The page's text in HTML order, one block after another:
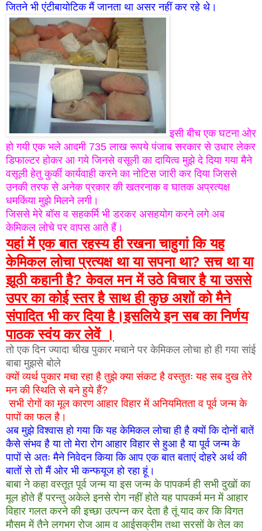
जितने भी एंटीबायोटिक मैं जानता था असर नहीं कर रहे थे।
इसी बीच एक घटना ओर
हो गयी एक भले आदमी 735 लाख रूपये पंजाब सरकार से उधार लेकर
डिफाल्टर होकर आ गये जिनसे वसूली का दायित्व मुझे दे दिया गया मैने
वसूली हेतु कुर्की कार्यवाही करने का नोटिस जारी कर दिया जिससे
उनकी तरफ से अनेक प्रकार की खतरनाक व घातक अप्रत्यक्ष
धमकिंया मुझे मिलने लगी।
जिससे मेरे बॉस व सहकर्मि भी डरकर असहयोग करने लगे अब
केमिकल लोचे पर वापस आते हैं।
यहां में एक बात रहस्य ही रखना चाहुगां कि यह
केमिकल लोचा प्रत्यक्ष था या सपना था? सच था या
झूठी कहानी है? केवल मन में उठे विचार है या उससे
उपर का कोई स्तर है साथ ही कुछ अशों को मैने
संपादित भी कर दिया है।इसलिये इन सब का निर्णय
पाठक स्वंय कर लेवें ।
तो एक दिन ज्यादा चीख पुकार मचाने पर केमिकल लोचा हो ही गया सांई
बाबा मुझसे बोले
क्यों व्यर्थ पुकार मचा रहा है तुझे क्या संकट है वस्तुतः यह सब दुख तेरे
मन की स्थिति से बने हुये हैं?
सभी रोगों का मूल कारण आहार विहार में अनियमितता व पूर्व जन्म के
पापों का फल है।
अब मुझे विश्वास हो गया कि यह केमिकल लोचा ही है क्यों कि दोनों बातें
कैसे संभव है या तो मेरा रोग आहार विहार से हुआ है या पूर्व जन्म के
पापों से अतः मैने निवेदन किया कि आप एक बात बताएं दोहरे अर्थ की
बातों से तो मैं ओर भी कन्फयूज हो रहा हूं।
बाबा ने कहा वस्तूत पूर्व जन्म या इस जन्म के पापकर्म ही सभी दुखों का
मूल होते हैं परन्तु अकेले इनसे रोग नहीं होते यह पापकर्म मन में आहार
विहार गलत करने की इच्छा उत्पन्न कर देता है तूं याद कर कि विगत
मौसम में तैने लगभग रोज आम व आईसक्रीम तथा सरसों के तेल का